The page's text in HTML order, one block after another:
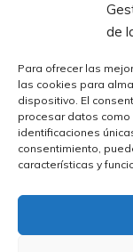
de
Para ofrecer las
las cookies para
dispositivo. El
procesar datos
identificaciones
consentimiento,
características y
PISCINAS &
OUTLET
Comercial Utrera